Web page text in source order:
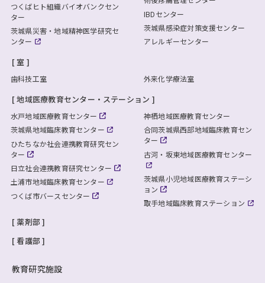
つくばヒト組織バイオバンクセン
ター
茨城県災害・地域精神医学研究セ
ンター
IBDセンター
茨城県感染症対策支援センター
アレルギーセンター
室
歯科技工室 外来化学療法室
地域医療教育センター・ステーション
水戸地域医療教育センター
茨城県地域臨床教育センター
ひたちなか社会連携教育研究セン
ター
日立社会連携教育研究センター
土浦市地域臨床教育センター
つくば市バースセンター
神栖地域医療教育センター
合同茨城県西部地域臨床教育セン
ター
古河・坂東地域医療教育センター
茨城県小児地域医療教育ステーシ
ョン
取手地域臨床教育ステーション
薬剤部
看護部
教育研究施設